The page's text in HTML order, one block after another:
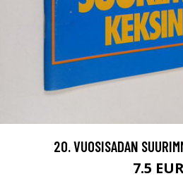
20. VUOSISADAN
7.5